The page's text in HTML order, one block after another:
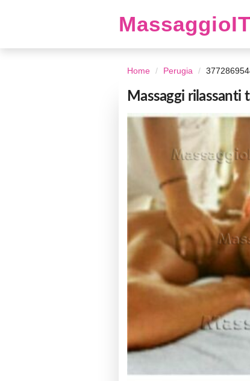
MassaggioIT
Home Perugia
Massaggi